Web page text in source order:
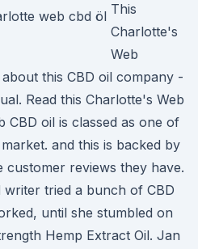
This
Charlotte's
Web
this CBD oil company -
Read this Charlotte's Web
CBD oil is classed as one of
and this is backed by
customer reviews they have.
writer tried a bunch of CBD
until she stumbled on
Hemp Extract Oil. Jan